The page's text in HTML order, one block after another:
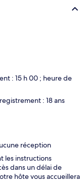
: 15 h 00 ; heure de
: 18 ans
réception
les instructions
dans un délai de
hôte vous accueillera